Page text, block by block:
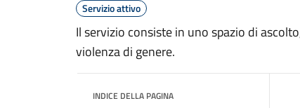
Servizio attivo
Il servizio consiste in uno spazio di
violenza di genere.
INDICE DELLA PAGINA